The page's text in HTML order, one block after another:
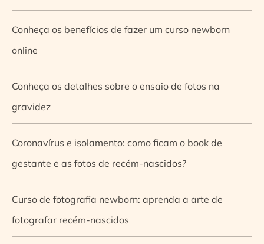
Conheça os benefícios de fazer um curso newborn
online
Conheça os detalhes sobre o ensaio de fotos na
gravidez
Coronavírus e isolamento: como ficam o book de
gestante e as fotos de recém-nascidos?
Curso de fotografia newborn: aprenda a arte de
fotografar recém-nascidos